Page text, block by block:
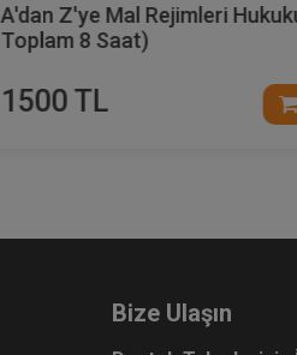
A'dan Z'ye Mal Rejimleri
Toplam 8 Saat)
1500 TL
Bize Ulaşın